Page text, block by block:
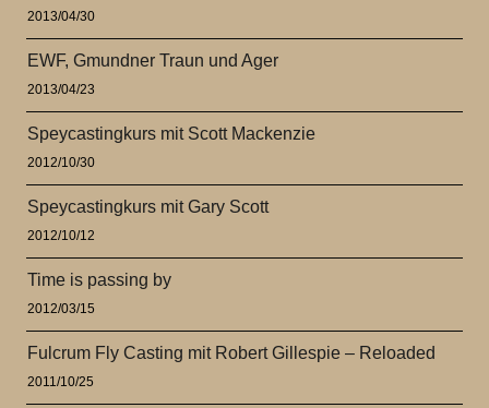
2013/04/30
EWF, Gmundner Traun und Ager
2013/04/23
Speycastingkurs mit Scott Mackenzie
2012/10/30
Speycastingkurs mit Gary Scott
2012/10/12
Time is passing by
2012/03/15
Fulcrum Fly Casting mit Robert Gillespie – Reloaded
2011/10/25